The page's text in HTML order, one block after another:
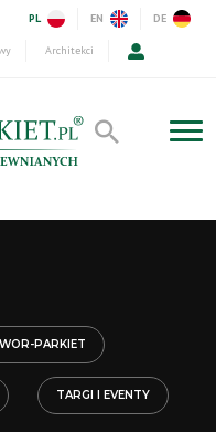
Architekci
PL EN DE
PARKIET
TARGI I EVENTY